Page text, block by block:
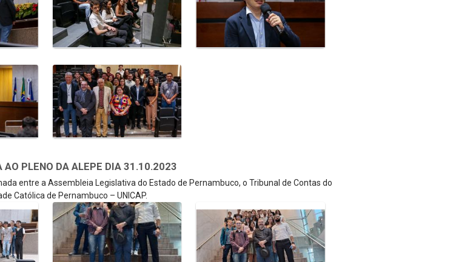
AO PLENO DA ALEPE DIA 31.10.2023
entre a Assembleia Legislativa do Estado de Pernambuco, o Tribunal de Contas do
Católica de Pernambuco – UNICAP.